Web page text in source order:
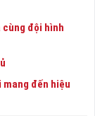
cùng đội hình
mang đến hiệu